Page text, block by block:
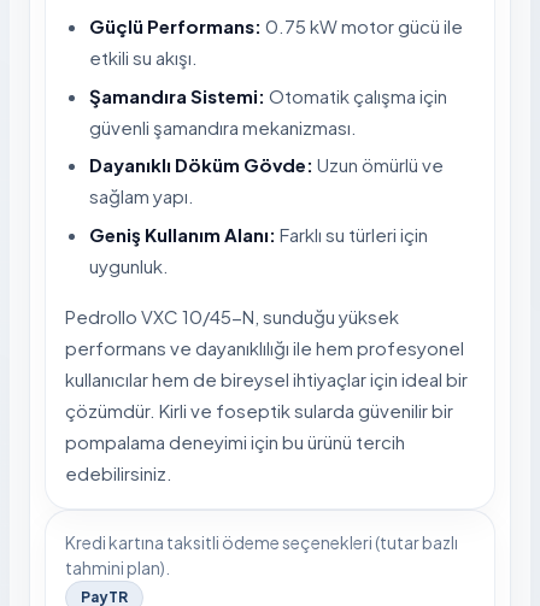
Güçlü Performans: 0.75 kW motor gücü ile
etkili su akışı.
Şamandıra Sistemi: Otomatik çalışma için
güvenli şamandıra mekanizması.
Dayanıklı Döküm Gövde: Uzun ömürlü ve
sağlam yapı.
Geniş Kullanım Alanı: Farklı su türleri için
uygunluk.
Pedrollo VXC 10/45-N, sunduğu yüksek
performans ve dayanıklılığı ile hem profesyonel
kullanıcılar hem de bireysel ihtiyaçlar için ideal bir
çözümdür. Kirli ve foseptik sularda güvenilir bir
pompalama deneyimi için bu ürünü tercih
edebilirsiniz.
Kredi kartına taksitli ödeme seçenekleri (tutar bazlı
tahmini plan).
PayTR